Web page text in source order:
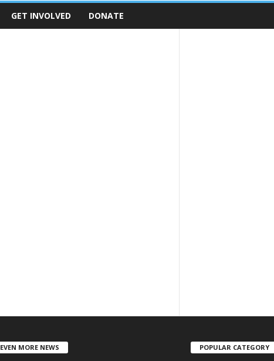
GET INVOLVED DONATE
EVEN MORE NEWS POPULAR CATEGORY